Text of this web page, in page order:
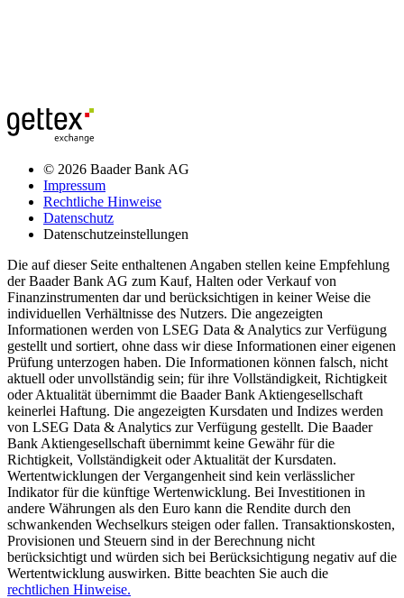
© 2026 Baader Bank AG
Impressum
Rechtliche Hinweise
Datenschutz
Datenschutzeinstellungen
Die auf dieser Seite enthaltenen Angaben stellen keine Empfehlung
der Baader Bank AG zum Kauf, Halten oder Verkauf von
Finanzinstrumenten dar und berücksichtigen in keiner Weise die
individuellen Verhältnisse des Nutzers. Die angezeigten
Informationen werden von LSEG Data & Analytics zur Verfügung
gestellt und sortiert, ohne dass wir diese Informationen einer eigenen
Prüfung unterzogen haben. Die Informationen können falsch, nicht
aktuell oder unvollständig sein; für ihre Vollständigkeit, Richtigkeit
oder Aktualität übernimmt die Baader Bank Aktiengesellschaft
keinerlei Haftung. Die angezeigten Kursdaten und Indizes werden
von LSEG Data & Analytics zur Verfügung gestellt. Die Baader
Bank Aktiengesellschaft übernimmt keine Gewähr für die
Richtigkeit, Vollständigkeit oder Aktualität der Kursdaten.
Wertentwicklungen der Vergangenheit sind kein verlässlicher
Indikator für die künftige Wertenwicklung. Bei Investitionen in
andere Währungen als den Euro kann die Rendite durch den
schwankenden Wechselkurs steigen oder fallen. Transaktionskosten,
Provisionen und Steuern sind in der Berechnung nicht
berücksichtigt und würden sich bei Berücksichtigung negativ auf die
Wertentwicklung auswirken. Bitte beachten Sie auch die
rechtlichen Hinweise.